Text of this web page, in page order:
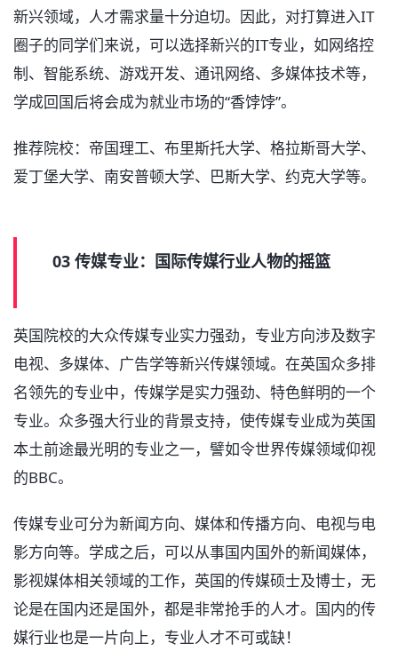
新兴领域，人才需求量十分迫切。因此，对打算进入IT
圈子的同学们来说，可以选择新兴的IT专业，如网络控
制、智能系统、游戏开发、通讯网络、多媒体技术等，
学成回国后将会成为就业市场的“香饽饽”。
推荐院校：帝国理工、布里斯托大学、格拉斯哥大学、
爱丁堡大学、南安普顿大学、巴斯大学、约克大学等。
03 传媒专业：国际传媒行业人物的摇篮
英国院校的大众传媒专业实力强劲，专业方向涉及数字
电视、多媒体、广告学等新兴传媒领域。在英国众多排
名领先的专业中，传媒学是实力强劲、特色鲜明的一个
专业。众多强大行业的背景支持，使传媒专业成为英国
本土前途最光明的专业之一，譬如令世界传媒领域仰视
的BBC。
传媒专业可分为新闻方向、媒体和传播方向、电视与电
影方向等。学成之后，可以从事国内国外的新闻媒体，
影视媒体相关领域的工作，英国的传媒硕士及博士，无
论是在国内还是国外，都是非常抢手的人才。国内的传
媒行业也是一片向上，专业人才不可或缺！